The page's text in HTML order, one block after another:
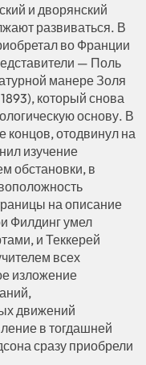
и дворянский
развиваться. В
во Франции
— Поль
манере Золя
который снова
основу. В
концов, отодвинул на
изучение
обстановки, в
на описание
Филдинг умел
и Теккерей
всех
изложение
движений
в тогдашней
сразу приобрели